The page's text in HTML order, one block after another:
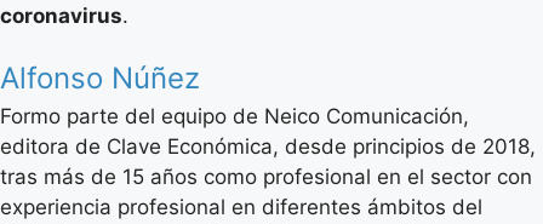
coronavirus.
Alfonso Núñez
Formo parte del equipo de Neico Comunicación,
editora de Clave Económica, desde principios de 2018,
tras más de 15 años como profesional en el sector con
experiencia profesional en diferentes ámbitos del